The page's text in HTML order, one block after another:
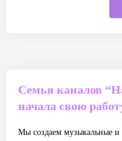
Семья каналов
начала свою
Мы создаем музыкальные